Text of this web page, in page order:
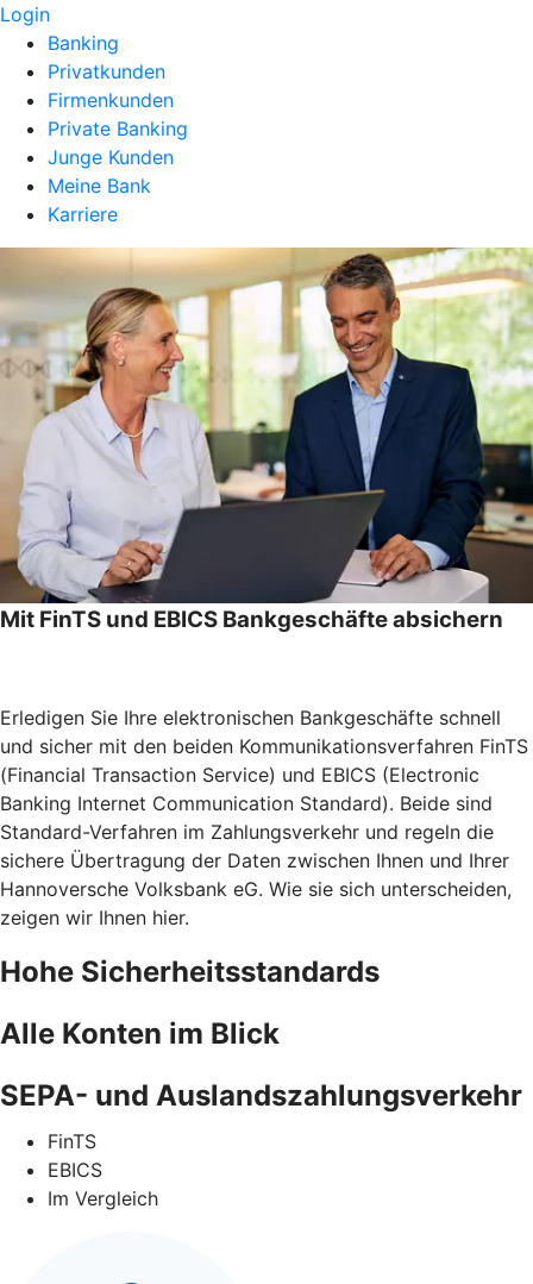
Login
Banking
Privatkunden
Firmenkunden
Private Banking
Junge Kunden
Meine Bank
Karriere
Mit FinTS und EBICS Bankgeschäfte absichern
Erledigen Sie Ihre elektronischen Bankgeschäfte schnell
und sicher mit den beiden Kommunikationsverfahren FinTS
(Financial Transaction Service) und EBICS (Electronic
Banking Internet Communication Standard). Beide sind
Standard-Verfahren im Zahlungsverkehr und regeln die
sichere Übertragung der Daten zwischen Ihnen und Ihrer
Hannoversche Volksbank eG. Wie sie sich unterscheiden,
zeigen wir Ihnen hier.
Hohe Sicherheitsstandards
Alle Konten im Blick
SEPA- und Auslandszahlungsverkehr
FinTS
EBICS
Im Vergleich